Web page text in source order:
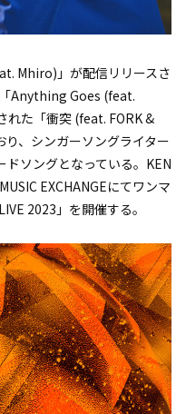
Mhiro)」が配信リリースさ
Anything Goes (feat.
た「衝突 (feat. FORK &
、シンガーソングライター
ソングとなっている。KEN
EXCHANGEにてワンマ
2023」を開催する。